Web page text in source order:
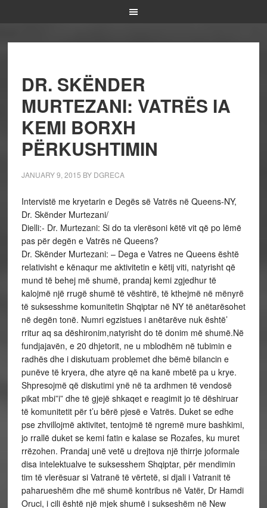
DR. SKËNDER
MURTEZANI: VATRËS IA
KEMI BORXH
PËRKUSHTIMIN
JANUARY 9, 2015 BY DGRECA
Intervistë me kryetarin e Degës së Vatrës në Queens-NY,
Dr. Skënder Murtezani/
Dielli:- Dr. Murtezani: Si do ta vlerësoni këtë vit që po lëmë
pas për degën e Vatrës në Queens?
Dr. Skënder Murtezani: – Dega e Vatres ne Queens është
relativisht e kënaqur me aktivitetin e këtij viti, natyrisht që
mund të behej më shumë, prandaj kemi zgjedhur të
kalojmë një rrugë shumë të vështirë, të kthejmë në mënyrë
të suksesshme komunitetin Shqiptar në NY të anëtarësohet
në degën tonë. Numri egzistues i anëtarëve nuk është’
rritur aq sa dëshironim,natyrisht do të donim më shumë.Në
fundjajavën, e 20 dhjetorit, ne u mblodhëm në tubimin e
radhës dhe i diskutuam problemet dhe bëmë bilancin e
punëve të kryera, dhe atyre që na kanë mbetë pa u krye.
Shpresojmë që diskutimi ynë në ta ardhmen të vendosë
pikat mbi”i” dhe të gjejë shkaqet e reagimit jo të dëshiruar
të komunitetit për t’u bërë pjesë e Vatrës. Duket se edhe
pse zhvillojmë aktivitet, tentojmë të ngremë mure bashkimi,
jo rrallë duket se kemi fatin e kalase se Rozafes, ku muret
rrëzohen. Prandaj unë vetë u drejtova një thirrje joformale
disa intelektualve te suksesshem Shqiptar, për mendimin
tim të vlerësuar si Vatranë të vërtetë, si djali i Vatranit të
paharueshëm dhe më shumë kontribus në Vatër, Dr Hamdi
Oruci, i cili është një mjek shumë i sukseshëm në New